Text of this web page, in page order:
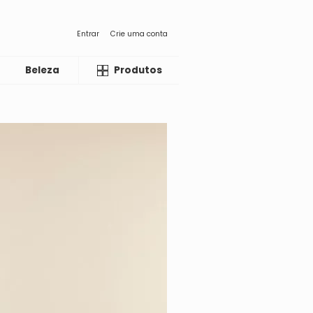
Entrar Crie uma conta
Beleza LiquidaProdutos